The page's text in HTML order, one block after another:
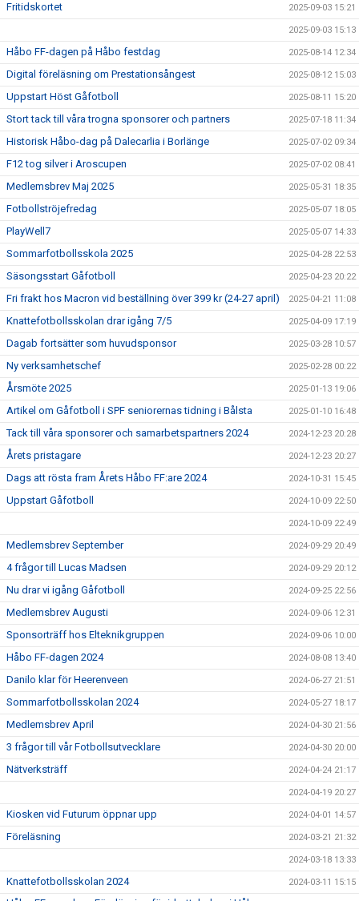
Fritidskortet 2025-09-03 15:21
2025-09-03 15:13
Håbo FF-dagen på Håbo festdag 2025-08-14 12:34
Digital föreläsning om Prestationsångest 2025-08-12 15:03
Uppstart Höst Gåfotboll 2025-08-11 15:20
Stort tack till våra trogna sponsorer och partners 2025-07-18 11:34
Historisk Håbo-dag på Dalecarlia i Borlänge 2025-07-02 09:34
F12 tog silver i Aroscupen 2025-07-02 08:41
Medlemsbrev Maj 2025 2025-05-31 18:35
Fotbollströjefredag 2025-05-07 18:05
PlayWell7 2025-05-07 14:33
Sommarfotbollsskola 2025 2025-04-28 22:53
Säsongsstart Gåfotboll 2025-04-23 20:22
Fri frakt hos Macron vid beställning över 399 kr (24-27 april) 2025-04-21 11:08
Knattefotbollsskolan drar igång 7/5 2025-04-09 17:19
Dagab fortsätter som huvudsponsor 2025-03-28 10:57
Ny verksamhetschef 2025-02-28 00:22
Årsmöte 2025 2025-01-13 19:06
Artikel om Gåfotboll i SPF seniorernas tidning i Bålsta 2025-01-10 16:48
Tack till våra sponsorer och samarbetspartners 2024 2024-12-23 20:28
Årets pristagare 2024-12-23 20:27
Dags att rösta fram Årets Håbo FF:are 2024 2024-10-31 15:45
Uppstart Gåfotboll 2024-10-09 22:50
2024-10-09 22:49
Medlemsbrev September 2024-09-29 20:49
4 frågor till Lucas Madsen 2024-09-29 20:12
Nu drar vi igång Gåfotboll 2024-09-25 22:56
Medlemsbrev Augusti 2024-09-06 12:31
Sponsorträff hos Elteknikgruppen 2024-09-06 10:00
Håbo FF-dagen 2024 2024-08-08 13:40
Danilo klar för Heerenveen 2024-06-27 21:51
Sommarfotbollsskolan 2024 2024-05-27 18:17
Medlemsbrev April 2024-04-30 21:56
3 frågor till vår Fotbollsutvecklare 2024-04-30 20:00
Nätverksträff 2024-04-24 21:17
2024-04-19 20:27
Kiosken vid Futurum öppnar upp 2024-04-01 14:57
Föreläsning 2024-03-21 21:32
2024-03-18 13:33
Knattefotbollsskolan 2024 2024-03-11 15:15